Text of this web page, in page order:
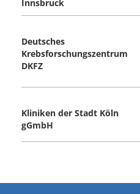
Innsbruck
Deutsches
Krebsforschungszentrum
DKFZ
Kliniken der Stadt Köln
gGmbH